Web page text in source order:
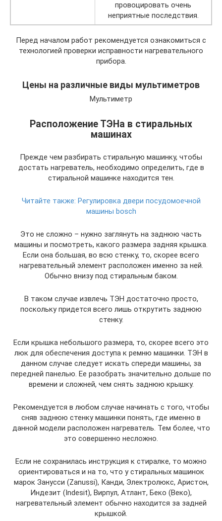
провоцировать очень
неприятные последствия.
Перед началом работ рекомендуется ознакомиться с
технологией проверки исправности нагревательного
прибора.
Цены на различные виды мультиметров
Мультиметр
Расположение ТЭНа в стиральных
машинах
Прежде чем разбирать стиральную машинку, чтобы
достать нагреватель, необходимо определить, где в
стиральной машинке находится тен.
Читайте также: Регулировка двери посудомоечной
машины bosch
Это не сложно – нужно заглянуть на заднюю часть
машины и посмотреть, какого размера задняя крышка.
Если она большая, во всю стенку, то, скорее всего
нагревательный элемент расположен именно за ней.
Обычно внизу под стиральным баком.
В таком случае извлечь ТЭН достаточно просто,
поскольку придется всего лишь открутить заднюю
стенку.
Если крышка небольшого размера, то, скорее всего это
люк для обеспечения доступа к ремню машинки. ТЭН в
данном случае следует искать спереди машины, за
передней панелью. Ее разобрать значительно дольше по
времени и сложней, чем снять заднюю крышку.
Рекомендуется в любом случае начинать с того, чтобы
сняв заднюю стенку машинки понять, где именно в
данной модели расположен нагреватель. Тем более, что
это совершенно несложно.
Если не сохранилась инструкция к стиралке, то можно
ориентироваться и на то, что у стиральных машинок
марок Занусси (Zanussi), Канди, Электролюкс, Аристон,
Индезит (Indesit), Вирпул, Атлант, Беко (Веко),
нагревательный элемент обычно находится за задней
крышкой.